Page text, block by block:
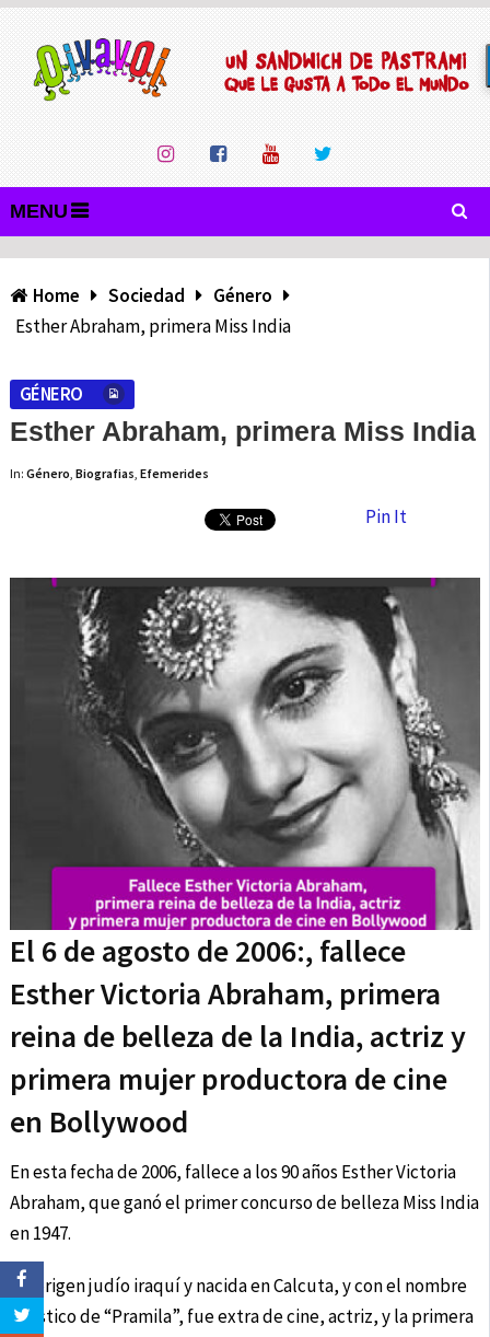
MENU
Home Sociedad
Género
Esther Abraham, primera Miss India
GÉNERO
Esther Abraham, primera Miss India
In: Género, Biografias, Efemerides
Pin It
El 6 de agosto de 2006:, fallece
Esther Victoria Abraham, primera
reina de belleza de la India, actriz y
primera mujer productora de cine
en Bollywood
En esta fecha de 2006, fallece a los 90 años Esther Victoria
Abraham, que ganó el primer concurso de belleza Miss India
en 1947.
De origen judío iraquí y nacida en Calcuta, y con el nombre
artístico de “Pramila”, fue extra de cine, actriz, y la primera